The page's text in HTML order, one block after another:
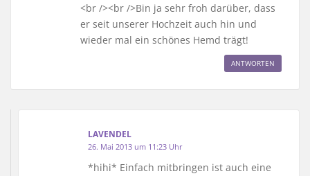
<br /><br />Bin ja sehr froh darüber, dass
er seit unserer Hochzeit auch hin und
wieder mal ein schönes Hemd trägt!
ANTWORTEN
LAVENDEL
26. Mai 2013 um 11:23 Uhr
*hihi* Einfach mitbringen ist auch eine